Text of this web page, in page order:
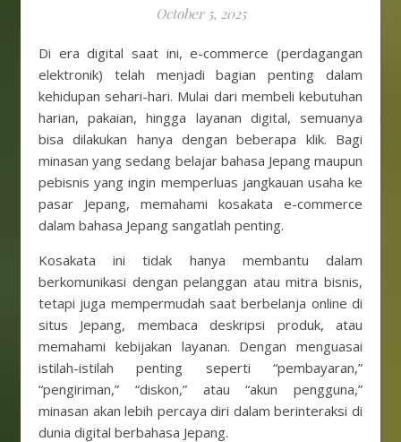
October 5, 2025
Di era digital saat ini, e-commerce (perdagangan
elektronik) telah menjadi bagian penting dalam
kehidupan sehari-hari. Mulai dari membeli kebutuhan
harian, pakaian, hingga layanan digital, semuanya
bisa dilakukan hanya dengan beberapa klik. Bagi
minasan yang sedang belajar bahasa Jepang maupun
pebisnis yang ingin memperluas jangkauan usaha ke
pasar Jepang, memahami kosakata e-commerce
dalam bahasa Jepang sangatlah penting.
Kosakata ini tidak hanya membantu dalam
berkomunikasi dengan pelanggan atau mitra bisnis,
tetapi juga mempermudah saat berbelanja online di
situs Jepang, membaca deskripsi produk, atau
memahami kebijakan layanan. Dengan menguasai
istilah-istilah penting seperti “pembayaran,”
“pengiriman,” “diskon,” atau “akun pengguna,”
minasan akan lebih percaya diri dalam berinteraksi di
dunia digital berbahasa Jepang.